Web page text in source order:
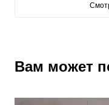
Вам может